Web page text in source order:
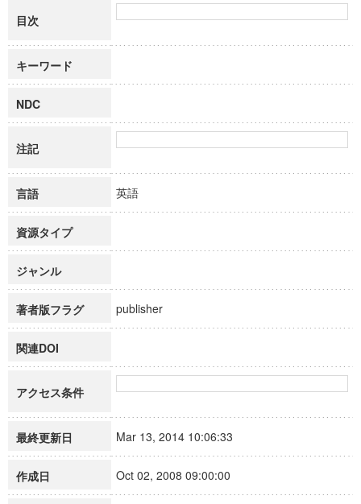
目次
キーワード
NDC
注記
言語 英語
資源タイプ
ジャンル
著者版フラグ publisher
関連DOI
アクセス条件
最終更新日 Mar 13, 2014 10:06:33
作成日 Oct 02, 2008 09:00:00